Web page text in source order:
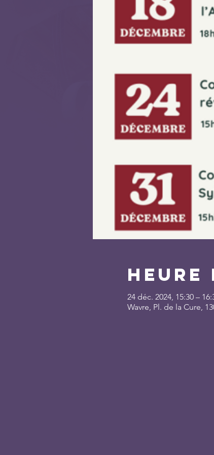
24 déc. 2024, 15:30 –
Wavre, Pl. de la Cure,